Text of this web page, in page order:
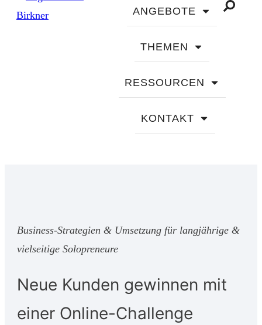
ANGEBOTE
THEMEN
RESSOURCEN
KONTAKT
Business-Strategien & Umsetzung für langjährige &
vielseitige Solopreneure
Neue Kunden gewinnen mit
einer Online-Challenge